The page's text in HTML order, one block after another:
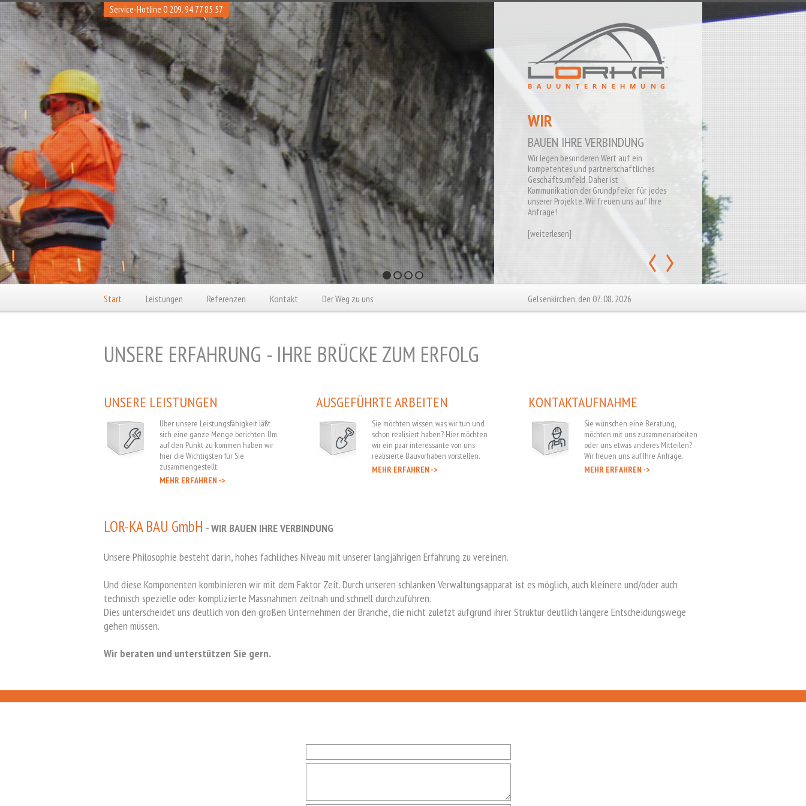
Service-Hotline 0 209. 94 77 85 57
WIR STEHEN AUF
BRÜCKEN
Brückenbau, Hochbau, Industriebau,
Ingenieuerbau und Tiefbau - das sind
unsere Kernkompetenzen auf die wir mit
unserer jahrelangen Erfahrung stolz sind.
Lassen auch Sie sich von unseren Arbeiten
überzeugen.
[weiterlesen]
Gelsenkirchen, den 07. 08. 2026
Start Leistungen Referenzen Kontakt Der Weg zu uns
UNSERE ERFAHRUNG - IHRE BRÜCKE ZUM ERFOLG
UNSERE LEISTUNGEN
Über unsere Leistungsfähigkeit läßt
sich eine ganze Menge berichten. Um
auf den Punkt zu kommen haben wir
hier die Wichtigsten für Sie
zusammengestellt.
MEHR ERFAHREN ->
AUSGEFÜHRTE ARBEITEN
Sie möchten wissen, was wir tun und
schon realisiert haben? Hier möchten
wir ein paar interessante von uns
realisierte Bauvorhaben vorstellen.
MEHR ERFAHREN ->
KONTAKTAUFNAHME
Sie wünschen eine Beratung,
möchten mit uns zusammenarbeiten
oder uns etwas anderes Mitteilen?
Wir freuen uns auf Ihre Anfrage.
MEHR ERFAHREN ->
LOR-KA BAU GmbH -WIR BAUEN IHRE VERBINDUNG
Unsere Philosophie besteht darin, hohes fachliches Niveau mit unserer langjährigen Erfahrung zu vereinen.
Und diese Komponenten kombinieren wir mit dem Faktor Zeit. Durch unseren schlanken Verwaltungsapparat ist es möglich, auch kleinere und/oder auch
technisch spezielle oder komplizierte Massnahmen zeitnah und schnell durchzuführen.
Dies unterscheidet uns deutlich von den großen Unternehmen der Branche, die nicht zuletzt aufgrund ihrer Struktur deutlich längere Entscheidungswege
gehen müssen.
Wir beraten und unterstützen Sie gern.